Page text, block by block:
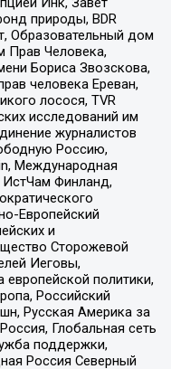
природы, BDR
Образовательный дом
Прав Человека,
Бориса Звозскова,
человека Ереван,
лосося, TVR
исследований им
журналистов
Россию,
Международная
ИстЧам Финланд,
Европейский
и
Сторожевой
Иеговы,
политики,
Российский
Русская Америка за
Глобальная сеть
поддержки,
Россия Северный